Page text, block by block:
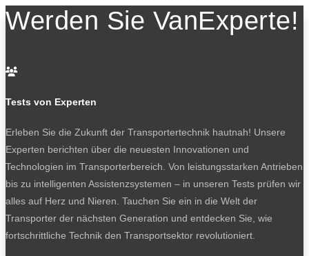
Der Laderaum: niedrige Ladekante, praktische
Hinter der wohnlich verkleideten Trennwand erstreckt sich
Ladekante hinten 570 Millimeter – ein weitläufiger Laderaum.
Doch aufgepasst, das Maximalmaß gilt nur unten im mittleren
Bereich des Bodens. Für den sechs Meter langen
Transporter mit Hochdach nennt VW 11,3 Kubikmeter
Volumen. Das ist etwas optimistisch einschließlich der
Radkästen gerechnet und ohne Abzug für die oben leicht
eingezogenen Wände.
Werden Sie VanExperte!

Tests von Experten
Erleben Sie die Zukunft der Transportertechnik hautnah! Unsere
Experten berichten über die neuesten Innovationen und
Technologien im Transporterbereich. Von leistungsstarken Antrieben
bis zu intelligenten Assistenzsystemen – in unseren Tests prüfen wir
alles auf Herz und Nieren. Tauchen Sie ein in die Welt der
Transporter der nächsten Generation und entdecken Sie, wie
fortschrittliche Technik den Transportsektor revolutioniert.